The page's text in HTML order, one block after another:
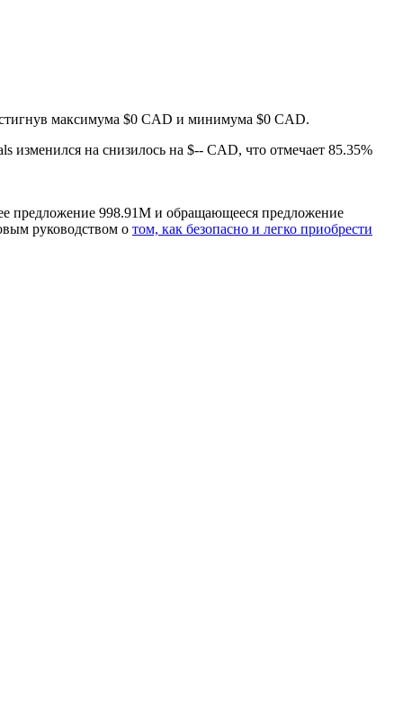
максимума $0 CAD и минимума $0 CAD.
изменился на снизилось на $-- CAD, что отмечает 85.35%
предложение 998.91M и обращающееся предложение
руководством о том, как безопасно и легко приобрести